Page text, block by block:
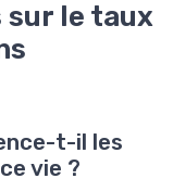
le taux
t-il les
vie ?